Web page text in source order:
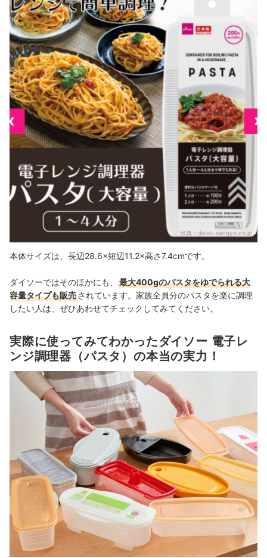
出典： daiso-sangyo.co.jp
本体サイズは、長辺28.6×短辺11.2×高さ7.4cmです。
ダイソーではそのほかにも、
最大400gのパスタをゆでられる大
容量タイプも販売されています。家族全員分のパスタを楽に調理
したい人は、ぜひあわせてチェックしてみてください。
実際に使ってみてわかったダイソー 電子レ
ンジ調理器（パスタ）の本当の実力！